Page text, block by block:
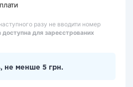
разу не вводити номер
доступна для зареєстрованих
не менше 5 грн.